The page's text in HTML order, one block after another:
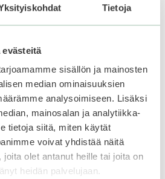
Tietoja
evästeitä
sisällön ja mainosten
median ominaisuuksien
analysoimiseen. Lisäksi
mainosalan ja analytiikka-
tietoja siitä, miten käytät
voivat yhdistää näitä
joita olet antanut heille tai joita on
heidän palvelujaan.
5
ä